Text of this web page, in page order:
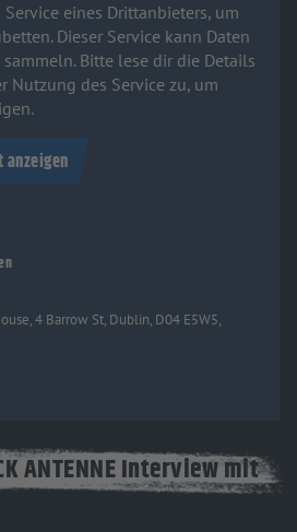
eines Drittanbieters, um
Dieser Service kann Daten
Bitte lese dir die Details
Nutzung des Service zu, um
4 Barrow St, Dublin, D04 E5W5,
ANTENNE Interview mit